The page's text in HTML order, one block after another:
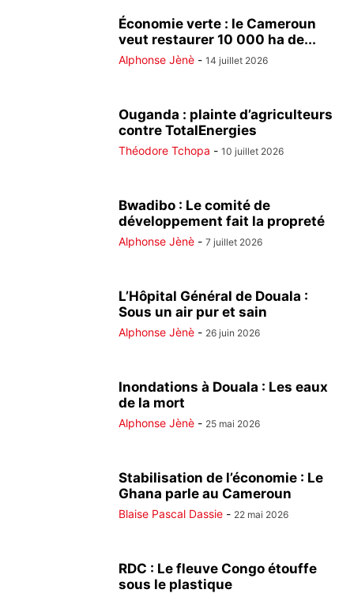
Économie verte : le Cameroun
veut restaurer 10 000 ha de...
Alphonse Jènè - 14 juillet 2026
Ouganda : plainte d’agriculteurs
contre TotalEnergies
Théodore Tchopa - 10 juillet 2026
Bwadibo : Le comité de
développement fait la propreté
Alphonse Jènè - 7 juillet 2026
L’Hôpital Général de Douala :
Sous un air pur et sain
Alphonse Jènè - 26 juin 2026
Inondations à Douala : Les eaux
de la mort
Alphonse Jènè - 25 mai 2026
Stabilisation de l’économie : Le
Ghana parle au Cameroun
Blaise Pascal Dassie - 22 mai 2026
RDC : Le fleuve Congo étouffe
sous le plastique